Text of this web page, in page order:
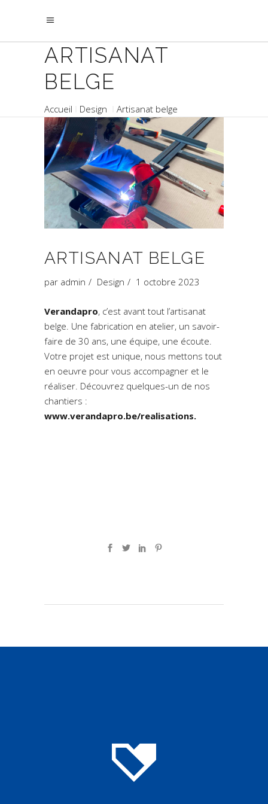
ARTISANAT
BELGE
Accueil Design Artisanat belge
ARTISANAT BELGE
par admin Design 1 octobre 2023
Verandapro, c’est avant tout l’artisanat
belge. Une fabrication en atelier, un savoir-
faire de 30 ans, une équipe, une écoute.
Votre projet est unique, nous mettons tout
en oeuvre pour vous accompagner et le
réaliser. Découvrez quelques-un de nos
chantiers :
www.verandapro.be/realisations.